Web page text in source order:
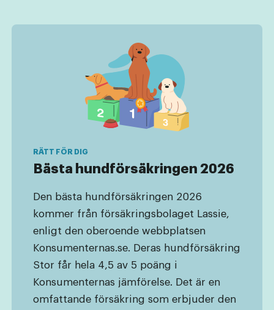
Bästa hundförsäkringen 2026
Den bästa hundförsäkringen 2026
kommer från försäkringsbolaget Lassie,
enligt den oberoende webbplatsen
Konsumenternas.se. Deras hundförsäkring
Stor får hela 4,5 av 5 poäng i
Konsumenternas jämförelse. Det är en
omfattande försäkring som erbjuder den